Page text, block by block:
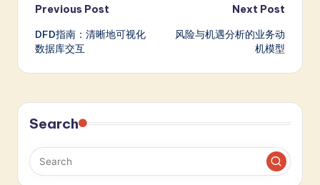
Post
navigation
Previous Post
DFD指南：清晰地可视化
数据库交互
Next Post
风险与机遇分析的业务动
机模型
Search